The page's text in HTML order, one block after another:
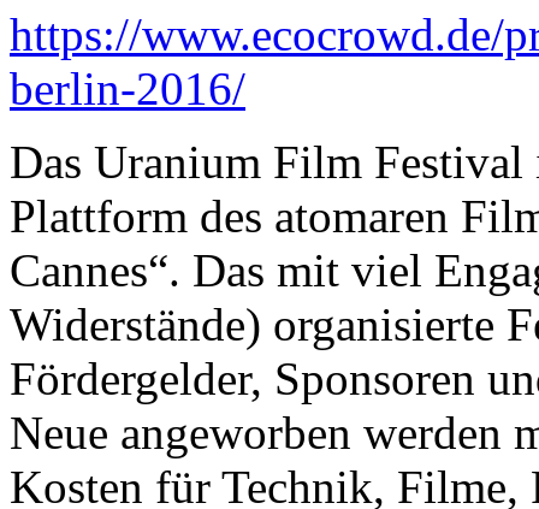
https://www.ecocrowd.de/
berlin-2016/
Das Uranium Film
Plattform des atomaren
Cannes“. Das mit viel
Widerstände) organisierte
Fördergelder, Sponsoren
Neue angeworben werden
Kosten für Technik,